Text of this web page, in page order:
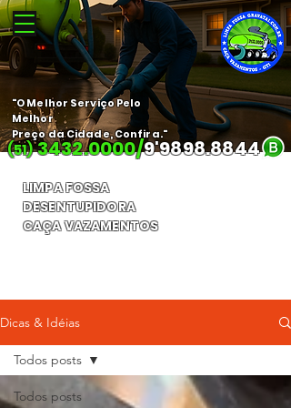
(51) 3432.0000/9'9898.8844
"O Melhor Serviço Pelo
Melhor
Preço da Cidade, Confira."
LIMPA FOSSA
DESENTUPIDORA
CAÇA VAZAMENTOS
Dicas & Idéias
Todos posts
Todos posts